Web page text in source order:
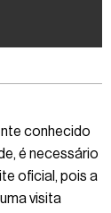
conhecido
é necessário
oficial, pois a
visita